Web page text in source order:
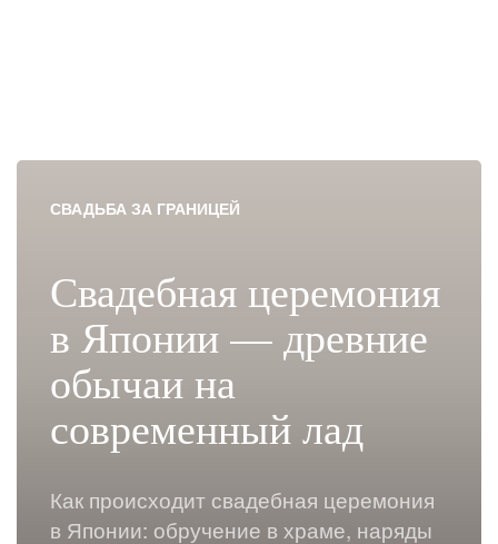
СВАДЬБА ЗА ГРАНИЦЕЙ
Свадебная церемония
в Японии — древние
обычаи на
современный лад
Как происходит свадебная церемония
в Японии: обручение в храме, наряды